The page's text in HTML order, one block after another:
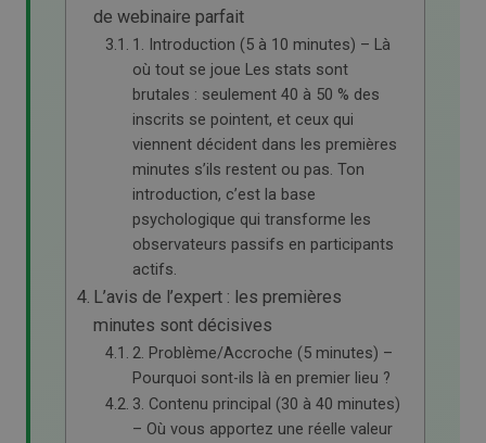
de webinaire parfait
1. Introduction (5 à 10 minutes) – Là
où tout se joue Les stats sont
brutales : seulement 40 à 50 % des
inscrits se pointent, et ceux qui
viennent décident dans les premières
minutes s’ils restent ou pas. Ton
introduction, c’est la base
psychologique qui transforme les
observateurs passifs en participants
actifs.
L’avis de l’expert : les premières
minutes sont décisives
2. Problème/Accroche (5 minutes) –
Pourquoi sont-ils là en premier lieu ?
3. Contenu principal (30 à 40 minutes)
– Où vous apportez une réelle valeur